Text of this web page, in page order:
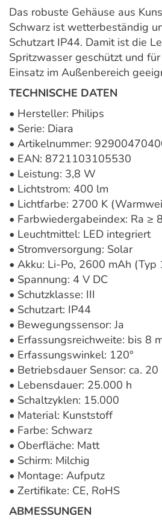
Das robuste Gehäuse aus
Schwarz ist wetterbeständig
Schutzart IP44. Damit ist die
Spritzwasser geschützt und
Einsatz im Außenbereich
TECHNISCHE DATEN
• Hersteller: Philips
• Serie: Diara
• Artikelnummer:
• EAN: 8721103105530
• Leistung: 3,8 W
• Lichtstrom: 400 lm
• Lichtfarbe: 2700 K
• Farbwiedergabeindex: Ra ≥
• Leuchtmittel: LED integriert
• Stromversorgung: Solar
• Akku: Li-Po, 2600 mAh (Typ
• Spannung: 4 V DC
• Schutzklasse: III
• Schutzart: IP44
• Bewegungssensor: Ja
• Erfassungsreichweite: bis 8
• Erfassungswinkel: 120°
• Betriebsdauer Sensor: ca. 20
• Lebensdauer: 25.000 h
• Schaltzyklen: 15.000
• Material: Kunststoff
• Farbe: Schwarz
• Oberfläche: Matt
• Schirm: Milchig
• Montage: Aufputz
• Zertifikate: CE, RoHS
ABMESSUNGEN